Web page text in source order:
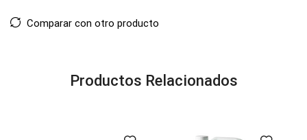
Comparar con otro producto
Productos Relacionados